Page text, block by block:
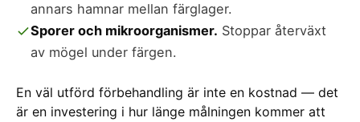
annars hamnar mellan färglager.
Sporer och mikroorganismer. Stoppar återväxt
av mögel under färgen.
En väl utförd förbehandling är inte en kostnad — det
är en investering i hur länge målningen kommer att